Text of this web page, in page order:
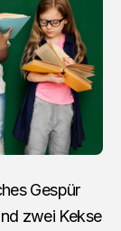
Gespür
zwei Kekse